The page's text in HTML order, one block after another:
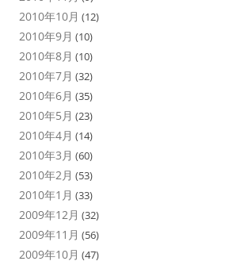
2010年10月 (12)
2010年9月 (10)
2010年8月 (10)
2010年7月 (32)
2010年6月 (35)
2010年5月 (23)
2010年4月 (14)
2010年3月 (60)
2010年2月 (53)
2010年1月 (33)
2009年12月 (32)
2009年11月 (56)
2009年10月 (47)